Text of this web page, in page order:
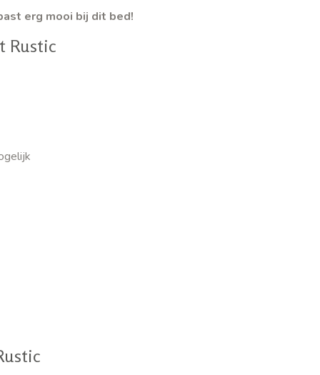
erg mooi bij dit bed!
Rustic